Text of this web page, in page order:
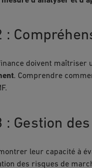
:
doivent
. Comprendre
: Gestion
leur capacité à
des risques de